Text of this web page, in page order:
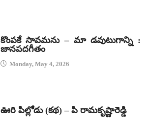
కొంపకే సావమను – మా డవుటుగాన్ని :
జానపదగీతం
Monday, May 4, 2026
ఊరి పిల్లోడు (కథ) – పి రామకృష్ణారెడ్డి